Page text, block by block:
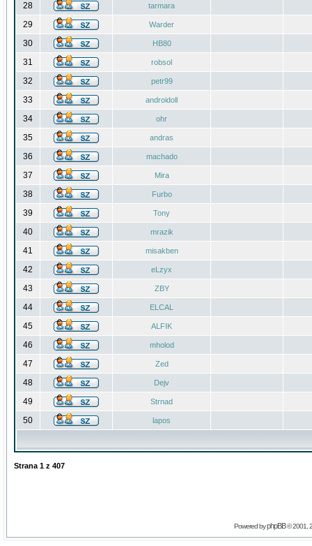
28 tarmara
29 Warder
30 HB80
31 robsol
32 petr99
33 androidoll
34 ohr
35 andras
36 machado
37 Mira
38 Furbo
39 Tony
40 mrazik
41 misakben
42 eLzyx
43 ZBY
44 ELCAL
45 ALFIK
46 mholod
47 Zed
48 Dejv
49 Strnad
50 lapos
Strana 1 z 407
Powered byphpBB© 2001,